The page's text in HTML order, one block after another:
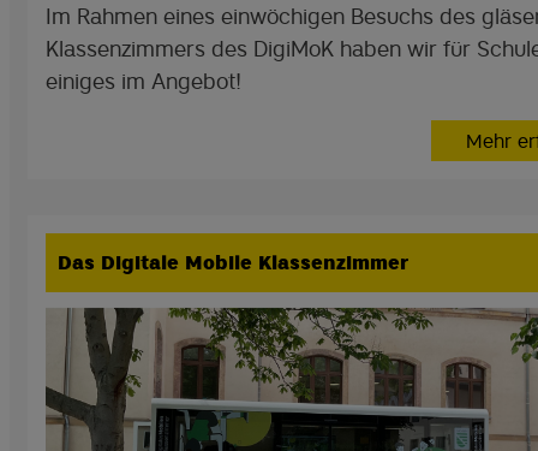
Im Rahmen eines einwöchigen Besuchs des
Klassenzimmers des DigiMoK haben wir für
einiges im Angebot!
Mehr
Das Digitale Mobile Klassenzimmer